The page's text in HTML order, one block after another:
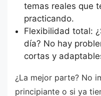
temas reales que
practicando.
Flexibilidad total:
día? No hay
cortas y
¿La mejor parte? No
principiante o si ya